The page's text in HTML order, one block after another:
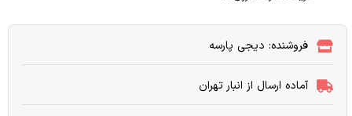
فروشنده: دیجی پارسه
آماده ارسال از انبار تهران